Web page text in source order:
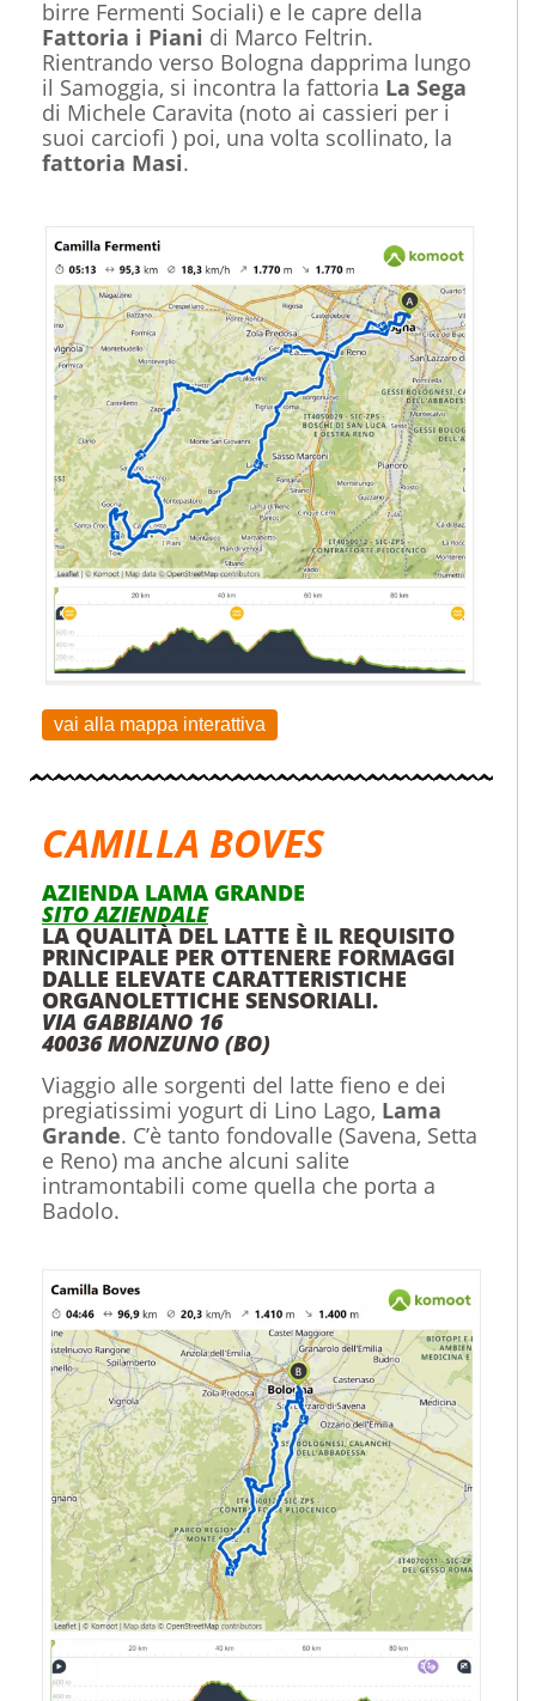
birre Fermenti Sociali) e le capre della
Fattoria i Piani di Marco Feltrin.
Rientrando verso Bologna dapprima lungo
il Samoggia, si incontra la fattoria La Sega
di Michele Caravita (noto ai cassieri per i
suoi carciofi ) poi, una volta scollinato, la
fattoria Masi.
vai alla mappa interattiva
CAMILLA BOVES
AZIENDA LAMA GRANDE
SITO AZIENDALE
LA QUALITÀ DEL LATTE È IL REQUISITO
PRINCIPALE PER OTTENERE FORMAGGI
DALLE ELEVATE CARATTERISTICHE
ORGANOLETTICHE SENSORIALI.
VIA GABBIANO 16
40036 MONZUNO (BO)
Viaggio alle sorgenti del latte fieno e dei
pregiatissimi yogurt di Lino Lago, Lama
Grande. C’è tanto fondovalle (Savena, Setta
e Reno) ma anche alcuni salite
intramontabili come quella che porta a
Badolo.